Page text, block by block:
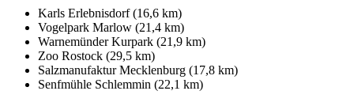
Karls Erlebnisdorf (16,6 km)
Vogelpark Marlow (21,4 km)
Warnemünder Kurpark (21,9 km)
Zoo Rostock (29,5 km)
Salzmanufaktur Mecklenburg (17,8 km)
Senfmühle Schlemmin (22,1 km)